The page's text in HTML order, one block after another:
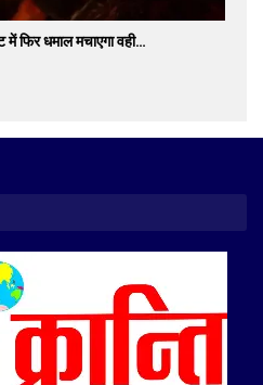
में फिर धमाल मचाएगा वही…